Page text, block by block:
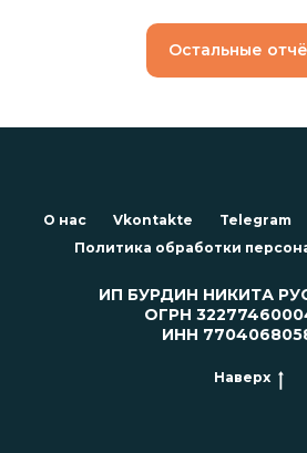
Остальные
О нас Vkontakte Telegram
Политика обработки
ИП БУРДИН НИКИТА
ОГРН
ИНН
Наверх